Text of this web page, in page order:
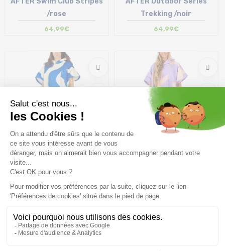
T.U
/rose
64,99€
T.U
Trekking /noir
64,99€
Taille en stock
T.U
AFTER Swim Club
Ondulations /bleu
Taille en stock
/rose bleu
64,99€